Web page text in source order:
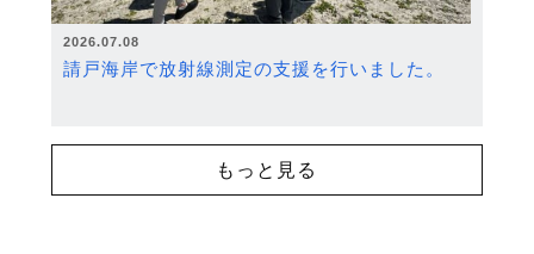
2026.07.08
請戸海岸で放射線測定の支援を行いました。
もっと見る